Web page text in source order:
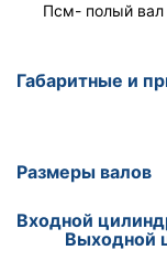
Псм- полый вал
Габаритные и
Входной
Выходной